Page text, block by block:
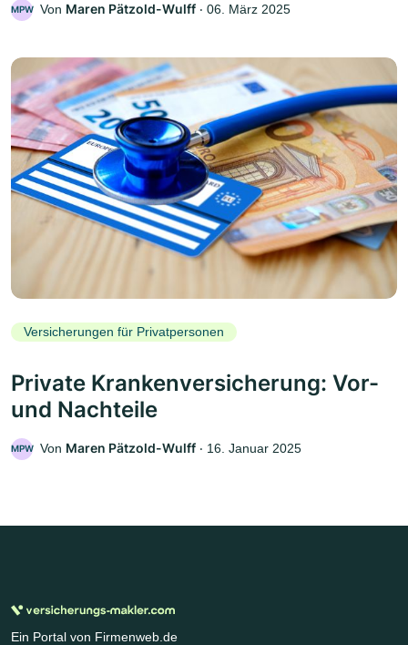
MPW Von Maren Pätzold-Wulff ‧ 06. März 2025
Versicherungen für Privatpersonen
Private Krankenversicherung: Vor-
und Nachteile
MPW Von Maren Pätzold-Wulff ‧ 16. Januar 2025
Ein Portal von Firmenweb.de